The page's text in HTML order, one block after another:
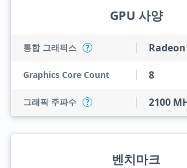
GPU 사양
통합 그래픽스 ?
Graphics Core Count 8
그래픽 주파수 ? 2100
벤치마크